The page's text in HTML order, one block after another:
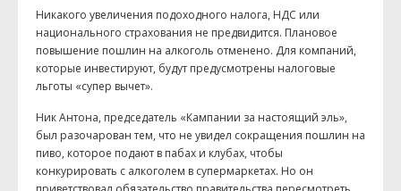
Никакого увеличения подоходного налога, НДС или
национального страхования не предвидится. Плановое
повышение пошлин на алкоголь отменено. Для компаний,
которые инвестируют, будут предусмотрены налоговые
льготы «супер вычет».
Ник Антона, председатель «Кампании за настоящий эль»,
был разочарован тем, что не увидел сокращения пошлин на
пиво, которое подают в пабах и клубах, чтобы
конкурировать с алкоголем в супермаркетах. Но он